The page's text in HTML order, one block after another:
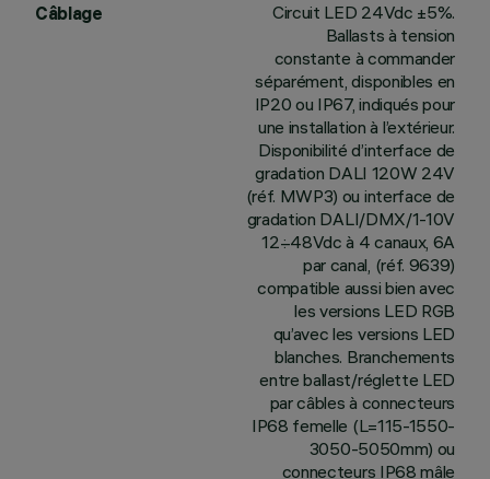
Câblage
Circuit LED 24Vdc ±5%.
Ballasts à tension
constante à commander
séparément, disponibles en
IP20 ou IP67, indiqués pour
une installation à l’extérieur.
Disponibilité d’interface de
gradation DALI 120W 24V
(réf. MWP3) ou interface de
gradation DALI/DMX/1-10V
12÷48Vdc à 4 canaux, 6A
par canal, (réf. 9639)
compatible aussi bien avec
les versions LED RGB
qu’avec les versions LED
blanches. Branchements
entre ballast/réglette LED
par câbles à connecteurs
IP68 femelle (L=115-1550-
3050-5050mm) ou
connecteurs IP68 mâle